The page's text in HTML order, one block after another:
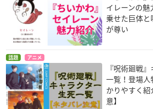
イレーンの
乗せた巨体
が尊い
話題 アニメ
『呪術廻戦
一覧！登場
かりやすく
意】